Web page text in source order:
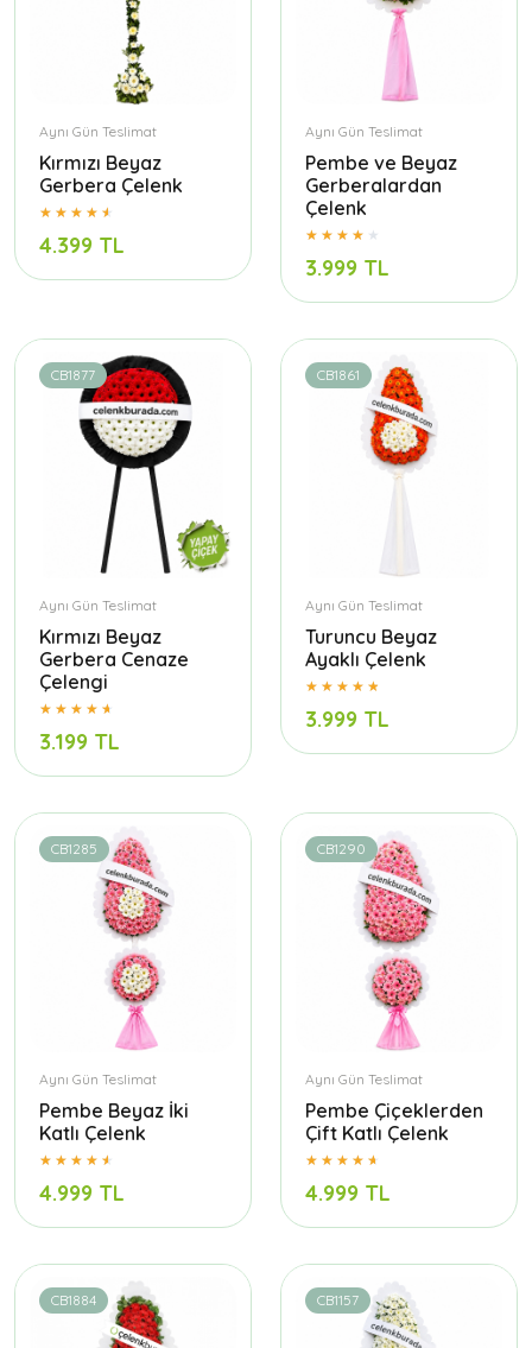
Aynı Gün Teslimat
Kırmızı Beyaz
Gerbera Çelenk
4.399 TL
Aynı Gün Teslimat
Pembe ve Beyaz
Gerberalardan
Çelenk
3.999 TL
CB1877
Aynı Gün Teslimat
Kırmızı Beyaz
Gerbera Cenaze
Çelengi
3.199 TL
CB1861
Aynı Gün Teslimat
Turuncu Beyaz
Ayaklı Çelenk
3.999 TL
CB1285
Aynı Gün Teslimat
Pembe Beyaz İki
Katlı Çelenk
4.999 TL
CB1290
Aynı Gün Teslimat
Pembe Çiçeklerden
Çift Katlı Çelenk
4.999 TL
CB1884 CB1157